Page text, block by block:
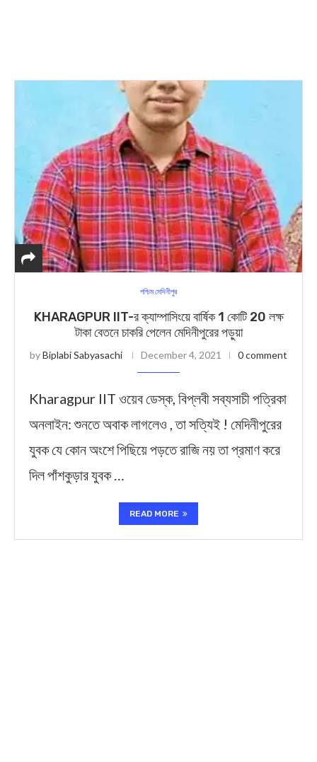
পশ্চিম মেদিনীপুর
KHARAGPUR IIT-র ক্যাম্পাসিংয়ে বার্ষিক 1 কোটি 20 লক্ষ
টাকা বেতনে চাকরি পেলেন মেদিনীপুরের পড়ুয়া
byBiplabi Sabyasachi December 4, 2021 0 comment
Kharagpur IIT ওয়েব ডেস্ক, বিপ্লবী সব্যসাচী পত্রিকা
অনলাইন: শুনতে অবাক লাগলেও , তা সত্যিই ! মেদিনীপুরের
যুবক যে কোন অংশে পিছিয়ে পড়তে রাজি নয় তা প্রমাণ করে
দিল পাঁশকুড়ার যুবক …
READ MORE